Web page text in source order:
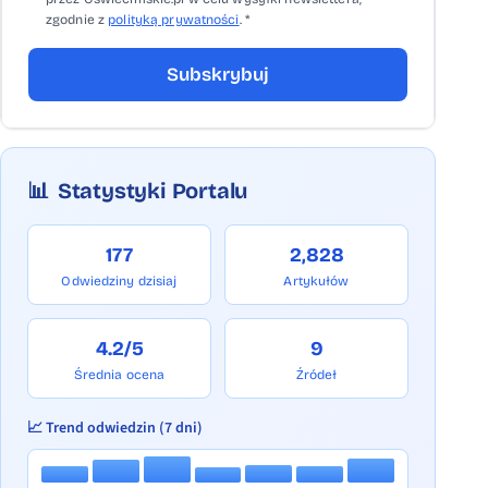
zgodnie z polityką prywatności. *
Subskrybuj
📊 Statystyki Portalu
177
Odwiedziny dzisiaj
2,828
Artykułów
4.2/5
Średnia ocena
9
Źródeł
📈 Trend odwiedzin (7 dni)